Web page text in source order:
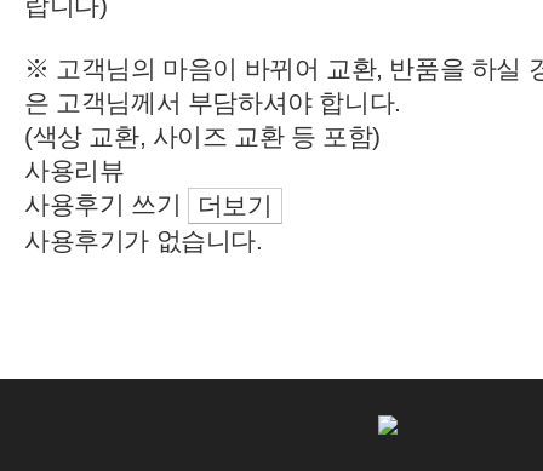
※ 고객님의 마음이 바뀌어 교환, 반품을 하실
은 고객님께서 부담하셔야 합니다.
(색상 교환, 사이즈 교환 등 포함)
사용리뷰
사용후기 쓰기
더보기
사용후기가 없습니다.